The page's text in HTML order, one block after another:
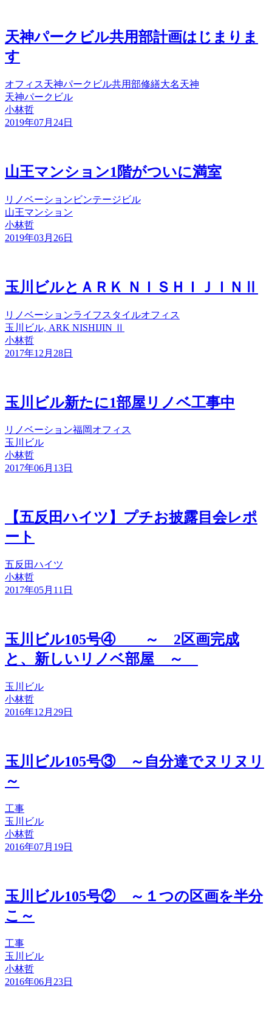
天神パークビル共用部計画はじまりま
す
オフィス天神パークビル共用部修繕大名天神
天神パークビル
小林哲
2019年07月24日
山王マンション1階がついに満室
リノベーション ビンテージビル
山王マンション
小林哲
2019年03月26日
玉川ビルとＡＲＫ ＮＩＳＨＩＪＩＮⅡ
リノベーションライフスタイルオフィス
玉川ビル, ARK NISHIJIN Ⅱ
小林哲
2017年12月28日
玉川ビル新たに1部屋リノベ工事中
リノベーション福岡オフィス
玉川ビル
小林哲
2017年06月13日
【五反田ハイツ】プチお披露目会レポ
ート
五反田ハイツ
小林哲
2017年05月11日
玉川ビル105号④ ～ 2区画完成
と、新しいリノベ部屋 ～
玉川ビル
小林哲
2016年12月29日
玉川ビル105号③ ～自分達でヌリヌリ
～
工事
玉川ビル
小林哲
2016年07月19日
玉川ビル105号② ～１つの区画を半分
こ～
工事
玉川ビル
小林哲
2016年06月23日